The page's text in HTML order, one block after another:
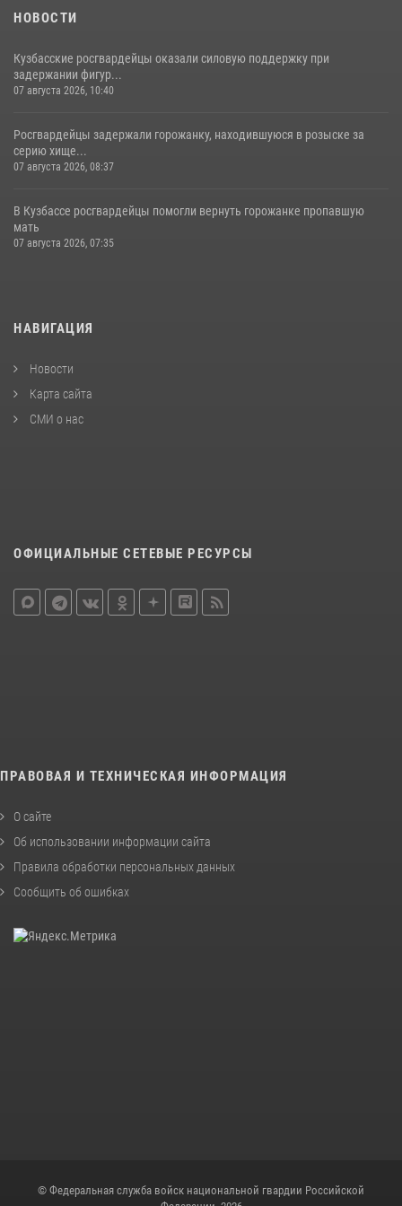
НОВОСТИ
Кузбасские росгвардейцы оказали силовую поддержку при
задержании фигур...
07 августа 2026, 10:40
Росгвардейцы задержали горожанку, находившуюся в розыске за
серию хище...
07 августа 2026, 08:37
В Кузбассе росгвардейцы помогли вернуть горожанке пропавшую
мать
07 августа 2026, 07:35
НАВИГАЦИЯ
Новости
Карта сайта
СМИ о нас
ОФИЦИАЛЬНЫЕ СЕТЕВЫЕ РЕСУРСЫ
ПРАВОВАЯ И ТЕХНИЧЕСКАЯ ИНФОРМАЦИЯ
О сайте
Об использовании информации сайта
Правила обработки персональных данных
Сообщить об ошибках
© Федеральная служба войск национальной гвардии Российской